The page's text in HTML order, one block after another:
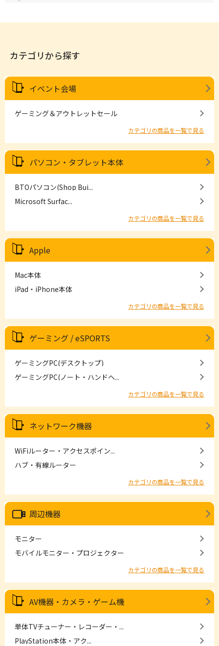
カテゴリから探す
イベント会場
ゲーミング＆アウトレットセール
カテゴリの商品を一覧で見る
パソコン・タブレット本体
BTOパソコン(Shop Bui...
Microsoft Surfac...
カテゴリの商品を一覧で見る
Apple
Mac本体
iPad・iPhone本体
カテゴリの商品を一覧で見る
ゲーミング / eSPORTS
ゲーミングPC(デスクトップ)
ゲーミングPC(ノート・ハンドヘ...
カテゴリの商品を一覧で見る
ネットワーク機器
WiFiルーター・アクセスポイン...
ハブ・有線ルーター
カテゴリの商品を一覧で見る
周辺機器
モニター
モバイルモニター・プロジェクター
カテゴリの商品を一覧で見る
AV機器・カメラ・ゲーム機
単体TVチューナー・レコーダー・...
PlayStation本体・アク...